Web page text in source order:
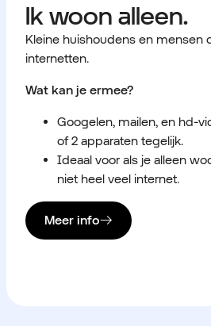
Ik woon alleen.
Kleine huishoudens en mensen
internetten.
Wat kan je ermee?
Googelen, mailen, en hd-
of 2 apparaten tegelijk.
Ideaal voor als je alleen
niet heel veel internet.
Meer info